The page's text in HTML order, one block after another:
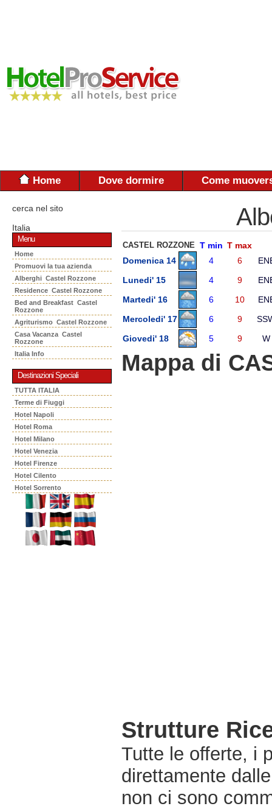
Home Dove dormire Come
cerca nel sito
Italia
Menu
Home
Promuovi la tua azienda
Alberghi Castel Rozzone
Residence Castel Rozzone
Bed and Breakfast Castel
Rozzone
Agriturismo Castel Rozzone
Casa Vacanza Castel
Rozzone
Italia Info
Destinazioni Speciali
TUTTA ITALIA
Terme di Fiuggi
Hotel Napoli
Hotel Roma
Hotel Milano
Hotel Venezia
Hotel Firenze
Hotel Cilento
Hotel Sorrento
CASTEL ROZZONE T min T max
Domenica 14
4 6
Lunedi' 15
4 9
Martedi' 16
6 10
Mercoledi' 17
6 9
Giovedi' 18
5 9 W
Mappa di
Strutture
Tutte le offerte, i
direttamente
non ci sono